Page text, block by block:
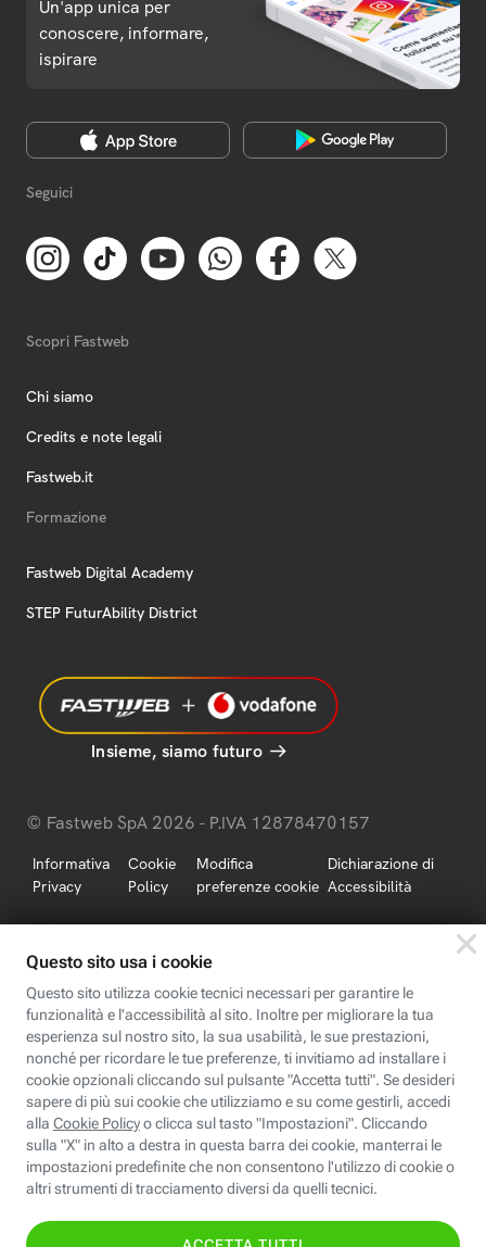
Un'app unica per
conoscere, informare,
ispirare
Seguici
Scopri Fastweb
Chi siamo
Credits e note legali
Fastweb.it
Formazione
Fastweb Digital Academy
STEP FuturAbility District
Insieme, siamo futuro
© Fastweb SpA 2026 - P.IVA 12878470157
Informativa
Privacy
Cookie
Policy
Modifica
preferenze cookie
Dichiarazione di
Accessibilità